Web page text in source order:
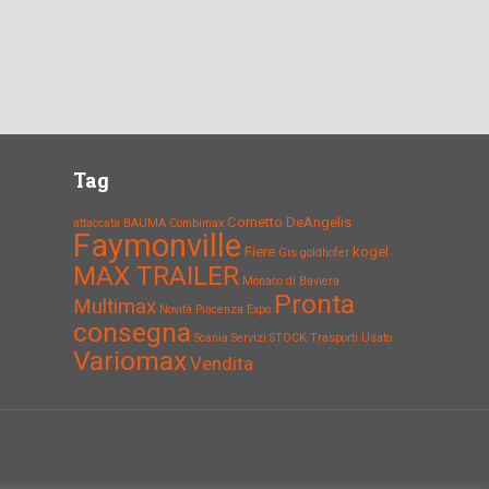
Tag
attaccata BAUMA Combimax Cometto DeAngelis
Faymonville Fiere Gis goldhofer kogel
MAX TRAILER Monaco di Baviera
Multimax Novità Piacenza Expo Pronta
consegna Scania Servizi STOCK Trasporti Usato
VariomaxVendita